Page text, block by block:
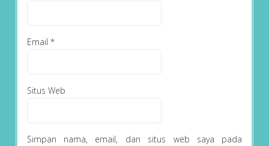
Email *
Situs Web
Simpan nama, email, dan situs web saya pada